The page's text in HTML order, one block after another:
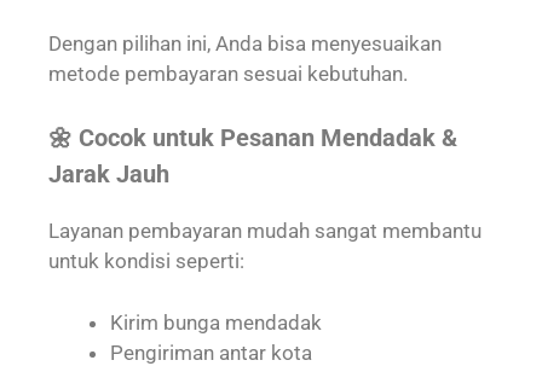
Dengan pilihan ini, Anda bisa menyesuaikan
metode pembayaran sesuai kebutuhan.
🌼 Cocok untuk Pesanan Mendadak &
Jarak Jauh
Layanan pembayaran mudah sangat membantu
untuk kondisi seperti:
Kirim bunga mendadak
Pengiriman antar kota